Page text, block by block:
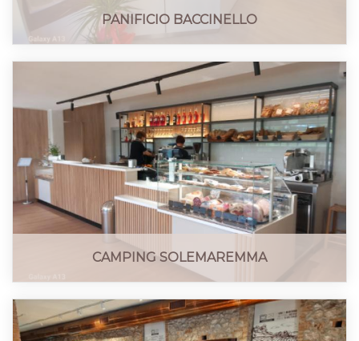
PANIFICIO BACCINELLO
CAMPING SOLEMAREMMA